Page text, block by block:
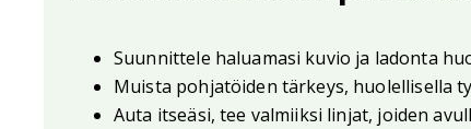
Suunnittele haluamasi kuvio ja ladonta
Muista pohjatöiden tärkeys, huolellisella
Auta itseäsi, tee valmiiksi linjat, joiden